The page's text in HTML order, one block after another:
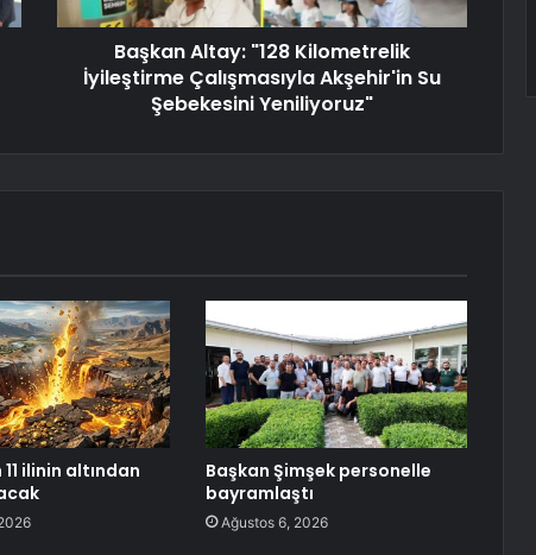
Başkan Altay: "128 Kilometrelik
İyileştirme Çalışmasıyla Akşehir'in Su
Şebekesini Yeniliyoruz"
11 ilinin altından
Başkan Şimşek personelle
bayramlaştı
Ağustos 6, 2026